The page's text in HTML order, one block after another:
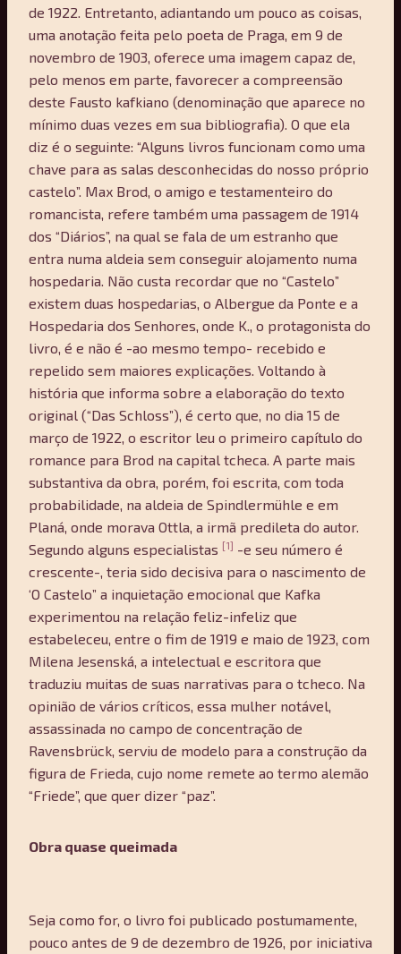
de 1922. Entretanto, adiantando um pouco as coisas,
uma anotação feita pelo poeta de Praga, em 9 de
novembro de 1903, oferece uma imagem capaz de,
pelo menos em parte, favorecer a compreensão
deste Fausto kafkiano (denominação que aparece no
mínimo duas vezes em sua bibliografia). O que ela
diz é o seguinte: “Alguns livros funcionam como uma
chave para as salas desconhecidas do nosso próprio
castelo”. Max Brod, o amigo e testamenteiro do
romancista, refere também uma passagem de 1914
dos “Diários”, na qual se fala de um estranho que
entra numa aldeia sem conseguir alojamento numa
hospedaria. Não custa recordar que no “Castelo”
existem duas hospedarias, o Albergue da Ponte e a
Hospedaria dos Senhores, onde K., o protagonista do
livro, é e não é -ao mesmo tempo- recebido e
repelido sem maiores explicações. Voltando à
história que informa sobre a elaboração do texto
original (“Das Schloss”), é certo que, no dia 15 de
março de 1922, o escritor leu o primeiro capítulo do
romance para Brod na capital tcheca. A parte mais
substantiva da obra, porém, foi escrita, com toda
probabilidade, na aldeia de Spindlermühle e em
Planá, onde morava Ottla, a irmã predileta do autor.
Segundo alguns especialistas [1] -e seu número é
crescente-, teria sido decisiva para o nascimento de
‘O Castelo” a inquietação emocional que Kafka
experimentou na relação feliz-infeliz que
estabeleceu, entre o fim de 1919 e maio de 1923, com
Milena Jesenská, a intelectual e escritora que
traduziu muitas de suas narrativas para o tcheco. Na
opinião de vários críticos, essa mulher notável,
assassinada no campo de concentração de
Ravensbrück, serviu de modelo para a construção da
figura de Frieda, cujo nome remete ao termo alemão
“Friede”, que quer dizer “paz”.
Obra quase queimada
Seja como for, o livro foi publicado postumamente,
pouco antes de 9 de dezembro de 1926, por iniciativa